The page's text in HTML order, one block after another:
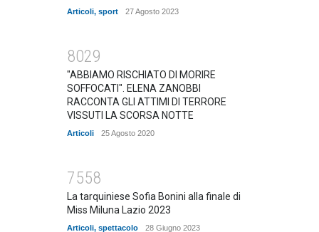
Articoli, sport 27 Agosto 2023
8029
"ABBIAMO RISCHIATO DI MORIRE
SOFFOCATI". ELENA ZANOBBI
RACCONTA GLI ATTIMI DI TERRORE
VISSUTI LA SCORSA NOTTE
Articoli 25 Agosto 2020
7558
La tarquiniese Sofia Bonini alla finale di
Miss Miluna Lazio 2023
Articoli, spettacolo 28 Giugno 2023